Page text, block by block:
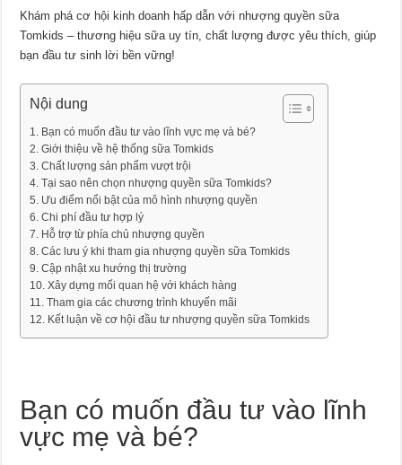
Khám phá cơ hội kinh doanh hấp dẫn với nhượng quyền sữa
Tomkids – thương hiệu sữa uy tín, chất lượng được yêu thích, giúp
bạn đầu tư sinh lời bền vững!
Nội dung
Bạn có muốn đầu tư vào lĩnh vực mẹ và bé?
Giới thiệu về hệ thống sữa Tomkids
Chất lượng sản phẩm vượt trội
Tại sao nên chọn nhượng quyền sữa Tomkids?
Ưu điểm nổi bật của mô hình nhượng quyền
Chi phí đầu tư hợp lý
Hỗ trợ từ phía chủ nhượng quyền
Các lưu ý khi tham gia nhượng quyền sữa Tomkids
Cập nhật xu hướng thị trường
Xây dựng mối quan hệ với khách hàng
Tham gia các chương trình khuyến mãi
Kết luận về cơ hội đầu tư nhượng quyền sữa Tomkids
Bạn có muốn đầu tư vào lĩnh
vực mẹ và bé?